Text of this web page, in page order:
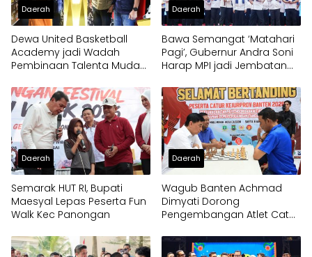
Daerah
Dewa United Basketball
Academy jadi Wadah
Pembinaan Talenta Muda
Daerah
Bawa Semangat ‘Matahari
Pagi’, Gubernur Andra Soni
Harap MPI jadi Jembatan
Daerah
Semarak HUT RI, Bupati
Maesyal Lepas Peserta Fun
Walk Kec Panongan
Daerah
Wagub Banten Achmad
Dimyati Dorong
Pengembangan Atlet Catur